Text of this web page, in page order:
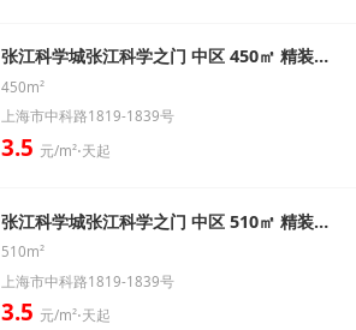
张江科学城张江科学之门 中区 450㎡ 精装修办公室出租信息
450m²
上海市中科路1819-1839号
3.5 元/m²⋅天起
张江科学城张江科学之门 中区 510㎡ 精装修办公室出租信息
510m²
上海市中科路1819-1839号
3.5 元/m²⋅天起